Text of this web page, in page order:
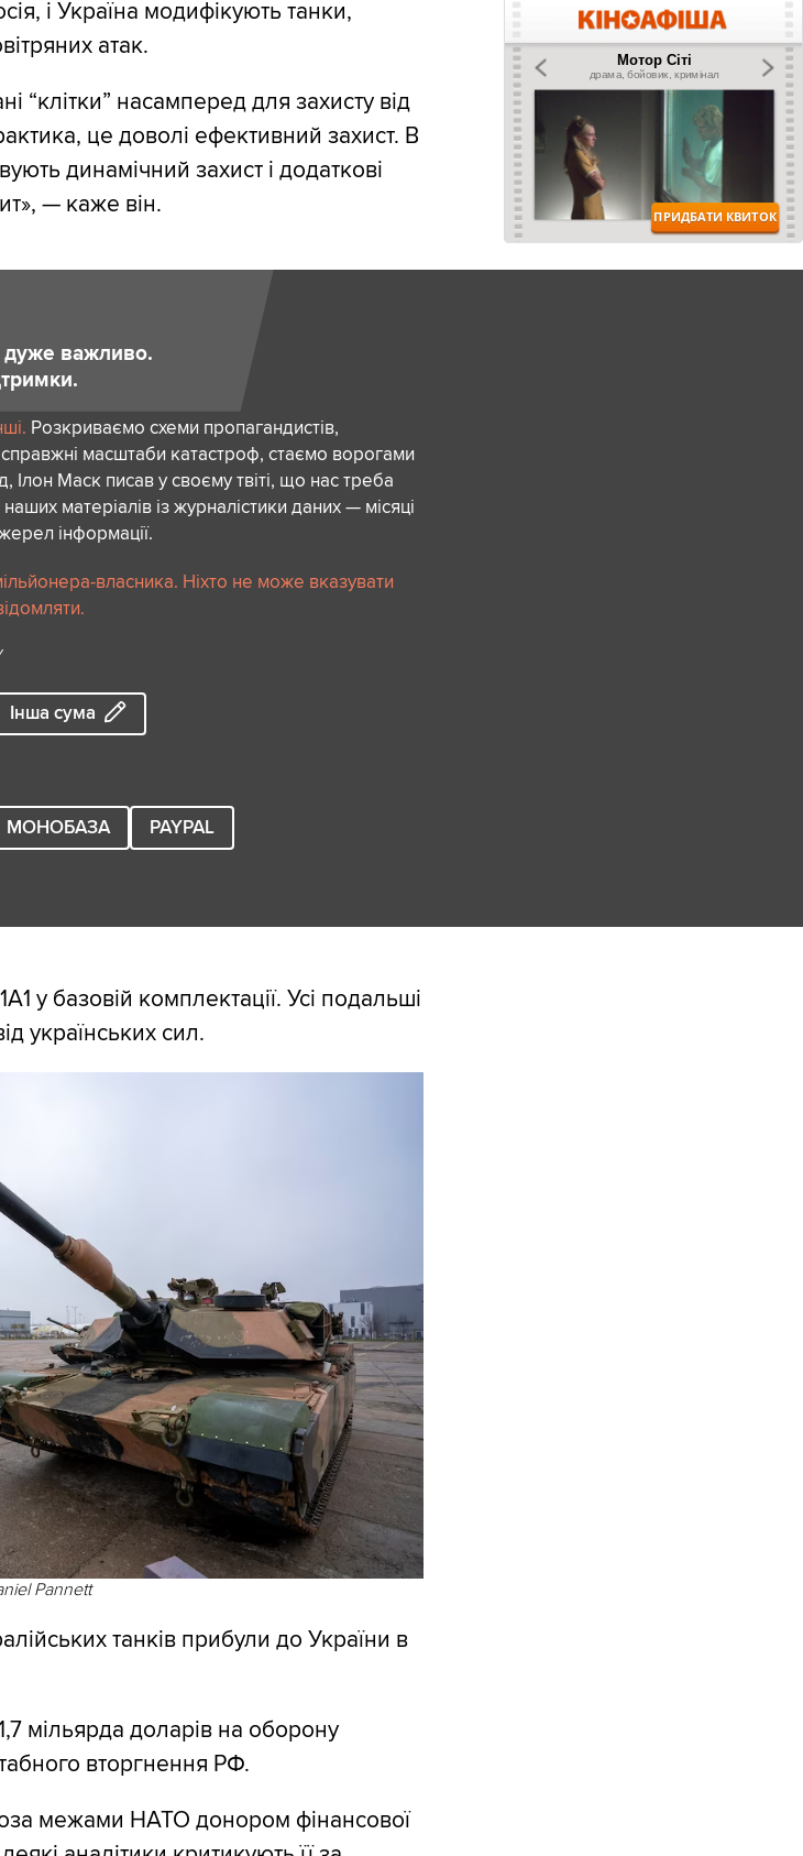
і Україна модифікують танки,
атак.
“клітки” насамперед для захисту від
це доволі ефективний захист. В
динамічний захист і додаткові
— каже він.
дуже важливо.
Розкриваємо схеми пропагандистів,
масштаби катастроф, стаємо ворогами
Ілон Маск писав у своєму твіті, що нас треба
матеріалів із журналістики даних — місяці
інформації.
власника. Ніхто не може вказувати
Інша сума
МОНОБАЗА PAYPAL
у базовій комплектації. Усі подальші
українських сил.
Pannett
танків прибули до України в
мільярда доларів на оборону
вторгнення РФ.
межами НАТО донором фінансової